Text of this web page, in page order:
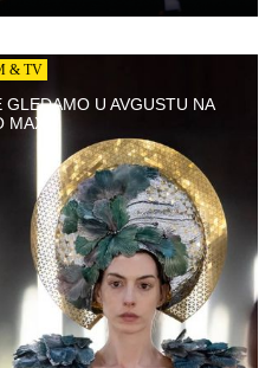
& TV
U AVGUSTU NA
MAX